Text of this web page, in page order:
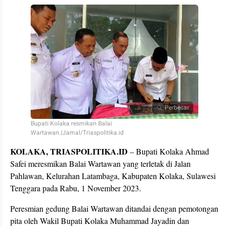
Perbesar
Bupati Kolaka resmikan Balai
Wartawan.|Jamal/Triaspolitika.id
KOLAKA, TRIASPOLITIKA.ID – Bupati Kolaka Ahmad
Safei meresmikan Balai Wartawan yang terletak di Jalan
Pahlawan, Kelurahan Latambaga, Kabupaten Kolaka, Sulawesi
Tenggara pada Rabu, 1 November 2023.
Peresmian gedung Balai Wartawan ditandai dengan pemotongan
pita oleh Wakil Bupati Kolaka Muhammad Jayadin dan